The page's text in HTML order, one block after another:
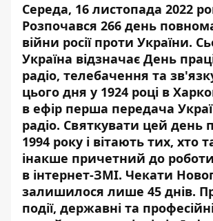
Середа, 16 листопада 2022
Розпочався 266 день
війни росії проти України.
Україна відзначає День
радіо, телебачення та
цього дня у 1924 році в
в ефір перша передача
радіо. Святкувати цей день
1994 року і вітають тих, хто
інакше причетний до
в інтернет-ЗМІ. Чекати
залишилося лише 45 днів.
події, державні та